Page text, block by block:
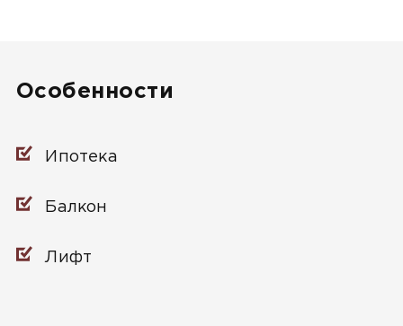
Особенности
Ипотека
Балкон
Лифт